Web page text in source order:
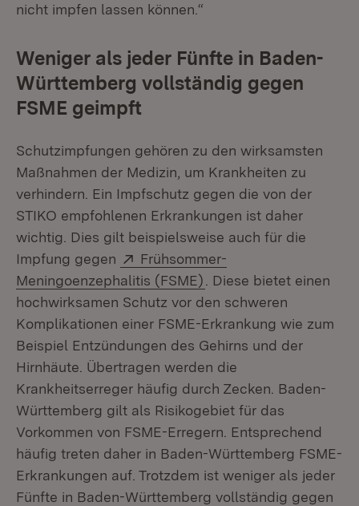
nicht impfen lassen können.“
Weniger als jeder Fünfte in Baden-
Württemberg vollständig gegen
FSME geimpft
Schutzimpfungen gehören zu den wirksamsten
Maßnahmen der Medizin, um Krankheiten zu
verhindern. Ein Impfschutz gegen die von der
STIKO empfohlenen Erkrankungen ist daher
wichtig. Dies gilt beispielsweise auch für die
Impfung gegen
Extern:
Frühsommer-
Meningoenzephalitis (FSME) (Öffnet in neuem
. Diese bietet einen
hochwirksamen Schutz vor den schweren
Komplikationen einer FSME-Erkrankung wie zum
Beispiel Entzündungen des Gehirns und der
Hirnhäute. Übertragen werden die
Krankheitserreger häufig durch Zecken. Baden-
Württemberg gilt als Risikogebiet für das
Vorkommen von FSME-Erregern. Entsprechend
häufig treten daher in Baden-Württemberg FSME-
Erkrankungen auf. Trotzdem ist weniger als jeder
Fünfte in Baden-Württemberg vollständig gegen